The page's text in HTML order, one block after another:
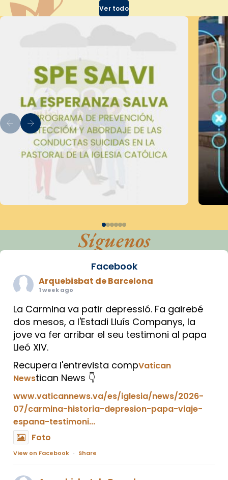
Ver todo
Síguenos
Facebook
Arquebisbat de Barcelona
1 week ago
La Carmina va patir depressió. Fa gairebé
dos mesos, a l'Estadi Lluís Companys, la
jove va fer arribar el seu testimoni al papa
Lleó XIV.
Recupera l'entrevista compVatican
Newstican News 👇
www.vaticannews.va/es/iglesia/news/2026-
07/carmina-historia-depresion-papa-viaje-
espana-testimoni...
Foto
View on Facebook · Share